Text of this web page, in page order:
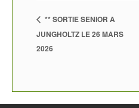
** SORTIE SENIOR A
JUNGHOLTZ LE 26 MARS
2026